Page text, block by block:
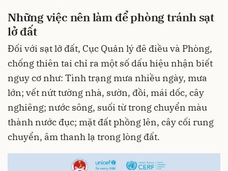
Những việc nên làm để phòng tránh sạt
lở đất
Đối với sạt lở đất, Cục Quản lý đê điều và Phòng,
chống thiên tai chỉ ra một số dấu hiệu nhận biết
nguy cơ như: Tình trạng mưa nhiều ngày, mưa
lớn; vết nứt tường nhà, sườn, đồi, mái dốc, cây
nghiêng; nước sông, suối từ trong chuyển màu
thành nước đục; mặt đất phồng lên, cây cối rung
chuyển, âm thanh lạ trong lòng đất.